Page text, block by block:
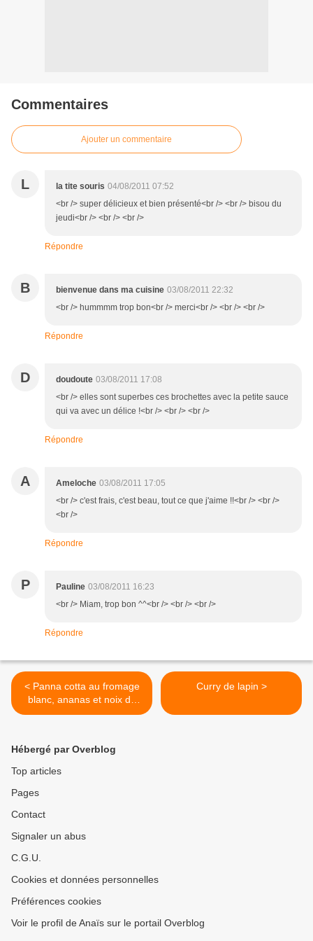
Commentaires
Ajouter un commentaire
L la tite souris 04/08/2011 07:52
<br /> super délicieux et bien présenté<br /> <br /> bisou du
jeudi<br /> <br /> <br />
Répondre
B bienvenue dans ma cuisine 03/08/2011 22:32
<br /> hummmm trop bon<br /> merci<br /> <br /> <br />
Répondre
D doudoute 03/08/2011 17:08
<br /> elles sont superbes ces brochettes avec la petite sauce
qui va avec un délice !<br /> <br /> <br />
Répondre
A Ameloche 03/08/2011 17:05
<br /> c'est frais, c'est beau, tout ce que j'aime !!<br /> <br />
<br />
Répondre
P Pauline 03/08/2011 16:23
<br /> Miam, trop bon ^^<br /> <br /> <br />
Répondre
< Panna cotta au fromage
blanc, ananas et noix de
coco
Curry de lapin >
Hébergé par Overblog
Top articles
Pages
Contact
Signaler un abus
C.G.U.
Cookies et données personnelles
Préférences cookies
Voir le profil de Anaïs sur le portail Overblog